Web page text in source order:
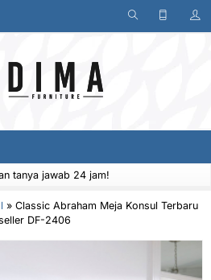
tanya jawab 24 jam!
» Classic Abraham Meja Konsul Terbaru
DF-2406